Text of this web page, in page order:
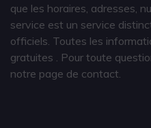
que les horaires, adresses,
service est un service
officiels. Toutes les
gratuites
. Pour toute
notre page de contact.